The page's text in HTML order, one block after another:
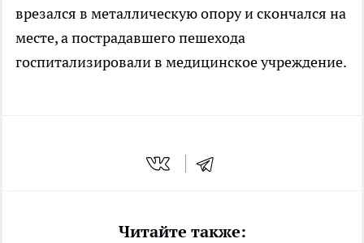
врезался в металлическую опору и скончался на
месте, а пострадавшего пешехода
госпитализировали в медицинское учреждение.
Читайте также: